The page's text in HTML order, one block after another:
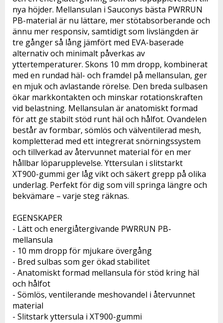
nya höjder. Mellansulan i Sauconys bästa PWRRUN
PB-material är nu lättare, mer stötabsorberande och
ännu mer responsiv, samtidigt som livslängden är
tre gånger så lång jämfört med EVA-baserade
alternativ och minimalt påverkas av
yttertemperaturer. Skons 10 mm dropp, kombinerat
med en rundad häl- och framdel på mellansulan, ger
en mjuk och avlastande rörelse. Den breda sulbasen
ökar markkontakten och minskar rotationskraften
vid belastning. Mellansulan är anatomiskt formad
för att ge stabilt stöd runt häl och hålfot. Ovandelen
består av formbar, sömlös och välventilerad mesh,
kompletterad med ett integrerat snörningssystem
och tillverkad av återvunnet material för en mer
hållbar löparupplevelse. Yttersulan i slitstarkt
XT900-gummi ger låg vikt och säkert grepp på olika
underlag. Perfekt för dig som vill springa längre och
bekvämare – varje steg räknas.
EGENSKAPER
- Lätt och energiåtergivande PWRRUN PB-
mellansula
- 10 mm dropp för mjukare övergång
- Bred sulbas som ger ökad stabilitet
- Anatomiskt formad mellansula för stöd kring häl
och hålfot
- Sömlös, ventilerande meshovandel i återvunnet
material
- Slitstark yttersula i XT900-gummi